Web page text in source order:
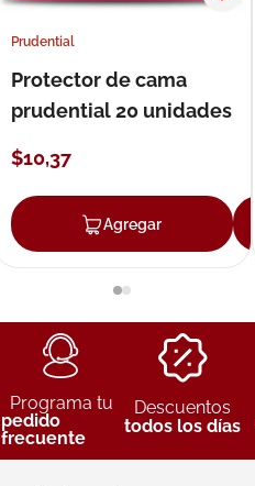
Agregar
Prudential
Protector de cama
prudential 20 unidades
$10,37
Agregar
Programa tu
pedido
frecuente
Descuentos
todos los días